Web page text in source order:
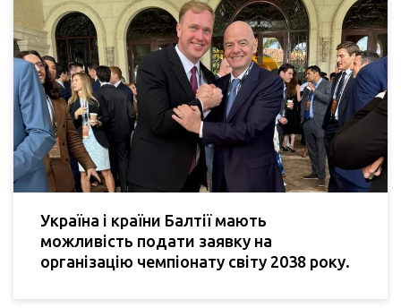
Україна і країни Балтії мають
можливість подати заявку на
організацію чемпіонату світу 2038 року.